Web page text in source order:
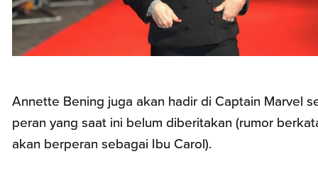
Annette Bening juga akan hadir di Captain Marvel
peran yang saat ini belum diberitakan (rumor
akan berperan sebagai Ibu Carol).